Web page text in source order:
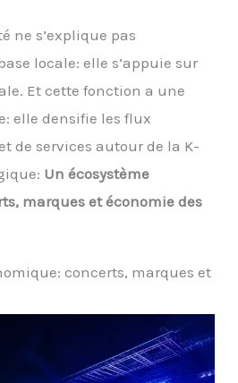
ne s’explique pas
locale: elle s’appuie sur
Et cette fonction a une
elle densifie les flux
de services autour de la K-
Un écosystème
marques et économie des
concerts, marques et